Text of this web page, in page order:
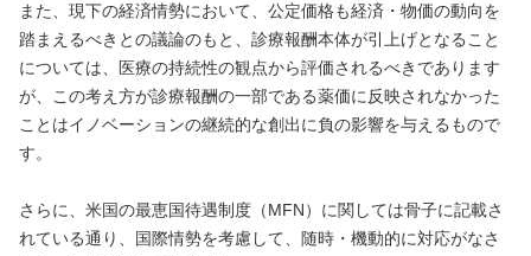
また、現下の経済情勢において、公定価格も経済・物価の動向を
踏まえるべきとの議論のもと、診療報酬本体が引上げとなること
については、医療の持続性の観点から評価されるべきであります
が、この考え方が診療報酬の一部である薬価に反映されなかった
ことはイノベーションの継続的な創出に負の影響を与えるもので
す。
さらに、米国の最恵国待遇制度（MFN）に関しては骨子に記載さ
れている通り、国際情勢を考慮して、随時・機動的に対応がなさ